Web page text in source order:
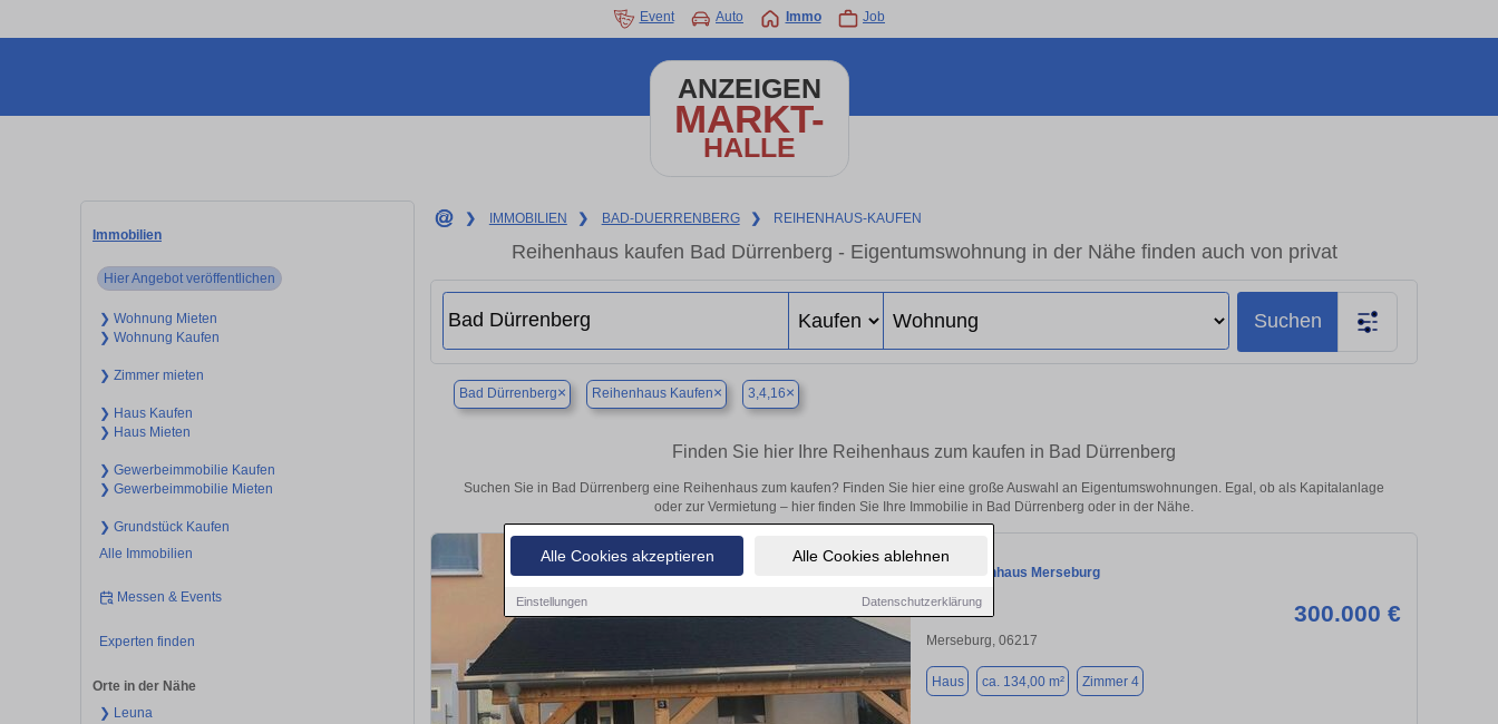
Alle Cookies akzeptieren Alle Cookies ablehnen
Einstellungen Datenschutzerklärung
Event Auto Immo Job
ANZEIGEN
MARKT-
HALLE
Immobilien
Hier Angebot veröffentlichen
❯ Wohnung Mieten
❯ Wohnung Kaufen
❯ Zimmer mieten
❯ Haus Kaufen
❯ Haus Mieten
❯ Gewerbeimmobilie Kaufen
❯ Gewerbeimmobilie Mieten
❯ Grundstück Kaufen
Alle Immobilien
Messen & Events
Experten finden
Orte in der Nähe
❯ Leuna
❯ IMMOBILIEN ❯ BAD-DUERRENBERG ❯ REIHENHAUS-KAUFEN
Reihenhaus kaufen Bad Dürrenberg - Eigentumswohnung in der Nähe finden auch von privat
Suchen
Bad Dürrenberg× Reihenhaus Kaufen× 3,4,16×
Finden Sie hier Ihre Reihenhaus zum kaufen in Bad Dürrenberg
Suchen Sie in Bad Dürrenberg eine Reihenhaus zum kaufen? Finden Sie hier eine große Auswahl an Eigentumswohnungen. Egal, ob als Kapitalanlage
oder zur Vermietung – hier finden Sie Ihre Immobilie in Bad Dürrenberg oder in der Nähe.
Einfamilienhaus Merseburg
300.000 €
Merseburg, 06217
Haus ca. 134,00 m² Zimmer 4